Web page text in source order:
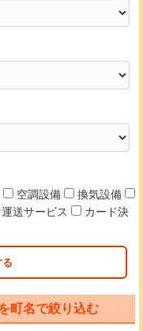
空調設備
換気設備
運送サービス
カード決
町名で絞り込む